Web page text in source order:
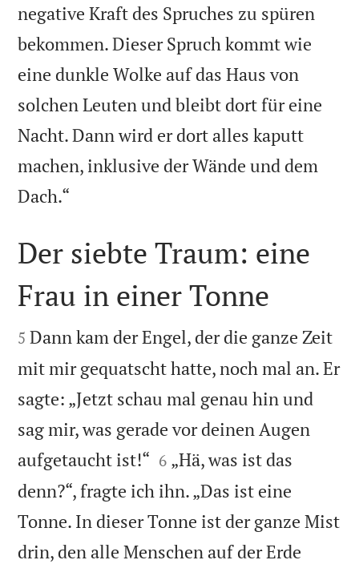
negative Kraft des Spruches zu spüren
bekommen. Dieser Spruch kommt wie
eine dunkle Wolke auf das Haus von
solchen Leuten und bleibt dort für eine
Nacht. Dann wird er dort alles kaputt
machen, inklusive der Wände und dem
Dach.“

Der siebte Traum: eine
Frau in einer Tonne

5 Dann kam der Engel, der die ganze Zeit
mit mir gequatscht hatte, noch mal an. Er
sagte: „Jetzt schau mal genau hin und
sag mir, was gerade vor deinen Augen
aufgetaucht ist!“ 

6 „Hä, was ist das
denn?“, fragte ich ihn. „Das ist eine
Tonne. In dieser Tonne ist der ganze Mist
drin, den alle Menschen auf der Erde